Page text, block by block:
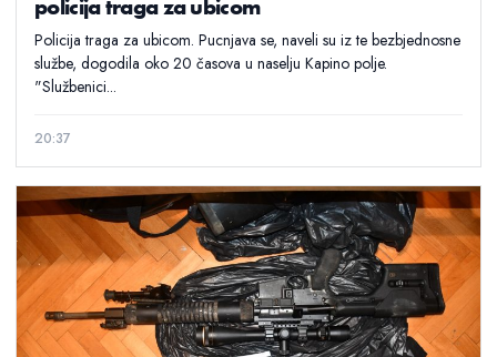
policija traga za ubicom
Policija traga za ubicom. Pucnjava se, naveli su iz te bezbjednosne
službe, dogodila oko 20 časova u naselju Kapino polje.
"Službenici...
20:37